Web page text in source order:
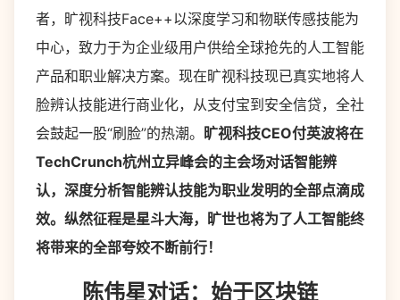
者，旷视科技Face++以深度学习和物联传感技能为
中心，致力于为企业级用户供给全球抢先的人工智能
产品和职业解决方案。现在旷视科技现已真实地将人
脸辨认技能进行商业化，从支付宝到安全信贷，全社
会鼓起一股“刷脸”的热潮。
旷视科技CEO付英波将在
TechCrunch杭州立异峰会的主会场对话智能辨
认，深度分析智能辨认技能为职业发明的全部点滴成
效。纵然征程是星斗大海，旷世也将为了人工智能终
将带来的全部夸姣不断前行！
陈伟星对话：始于区块链